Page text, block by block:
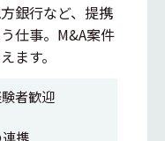
銀行など、提携
仕事。M&A案件
ます。
者歓迎
携